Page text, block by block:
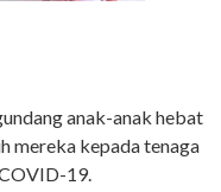
anak-anak hebat
mereka kepada tenaga
19.